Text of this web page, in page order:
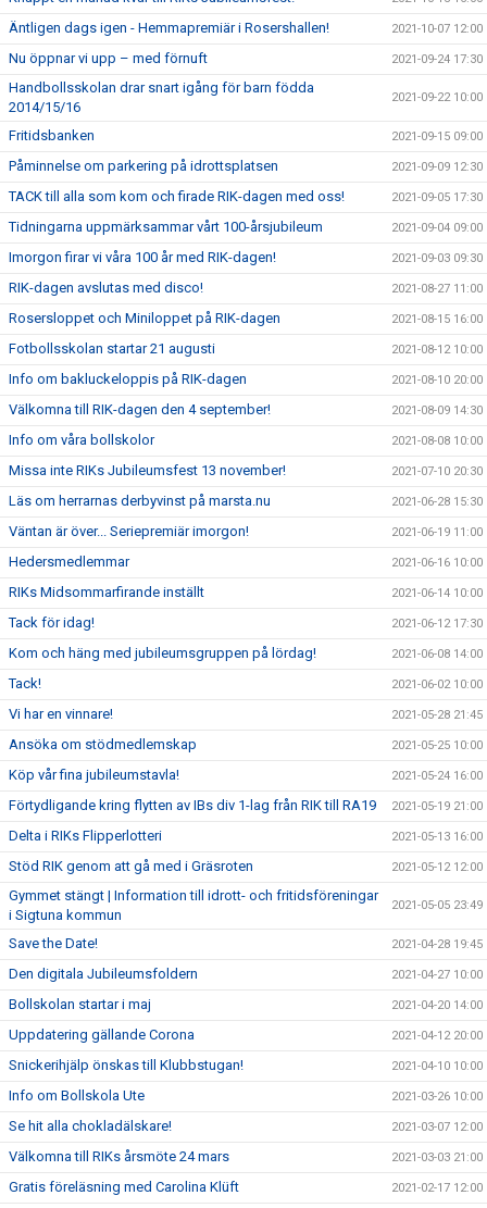
Äntligen dags igen - Hemmapremiär i Rosershallen! 2021-10-07 12:00
Nu öppnar vi upp – med förnuft 2021-09-24 17:30
Handbollsskolan drar snart igång för barn födda
2014/15/16
2021-09-22 10:00
Fritidsbanken 2021-09-15 09:00
Påminnelse om parkering på idrottsplatsen 2021-09-09 12:30
TACK till alla som kom och firade RIK-dagen med oss! 2021-09-05 17:30
Tidningarna uppmärksammar vårt 100-årsjubileum 2021-09-04 09:00
Imorgon firar vi våra 100 år med RIK-dagen! 2021-09-03 09:30
RIK-dagen avslutas med disco! 2021-08-27 11:00
Rosersloppet och Miniloppet på RIK-dagen 2021-08-15 16:00
Fotbollsskolan startar 21 augusti 2021-08-12 10:00
Info om bakluckeloppis på RIK-dagen 2021-08-10 20:00
Välkomna till RIK-dagen den 4 september! 2021-08-09 14:30
Info om våra bollskolor 2021-08-08 10:00
Missa inte RIKs Jubileumsfest 13 november! 2021-07-10 20:30
Läs om herrarnas derbyvinst på marsta.nu 2021-06-28 15:30
Väntan är över... Seriepremiär imorgon! 2021-06-19 11:00
Hedersmedlemmar 2021-06-16 10:00
RIKs Midsommarfirande inställt 2021-06-14 10:00
Tack för idag! 2021-06-12 17:30
Kom och häng med jubileumsgruppen på lördag! 2021-06-08 14:00
Tack! 2021-06-02 10:00
Vi har en vinnare! 2021-05-28 21:45
Ansöka om stödmedlemskap 2021-05-25 10:00
Köp vår fina jubileumstavla! 2021-05-24 16:00
Förtydligande kring flytten av IBs div 1-lag från RIK till RA19 2021-05-19 21:00
Delta i RIKs Flipperlotteri 2021-05-13 16:00
Stöd RIK genom att gå med i Gräsroten 2021-05-12 12:00
Gymmet stängt | Information till idrott- och fritidsföreningar
i Sigtuna kommun
2021-05-05 23:49
Save the Date! 2021-04-28 19:45
Den digitala Jubileumsfoldern 2021-04-27 10:00
Bollskolan startar i maj 2021-04-20 14:00
Uppdatering gällande Corona 2021-04-12 20:00
Snickerihjälp önskas till Klubbstugan! 2021-04-10 10:00
Info om Bollskola Ute 2021-03-26 10:00
Se hit alla chokladälskare! 2021-03-07 12:00
Välkomna till RIKs årsmöte 24 mars 2021-03-03 21:00
Gratis föreläsning med Carolina Klüft 2021-02-17 12:00